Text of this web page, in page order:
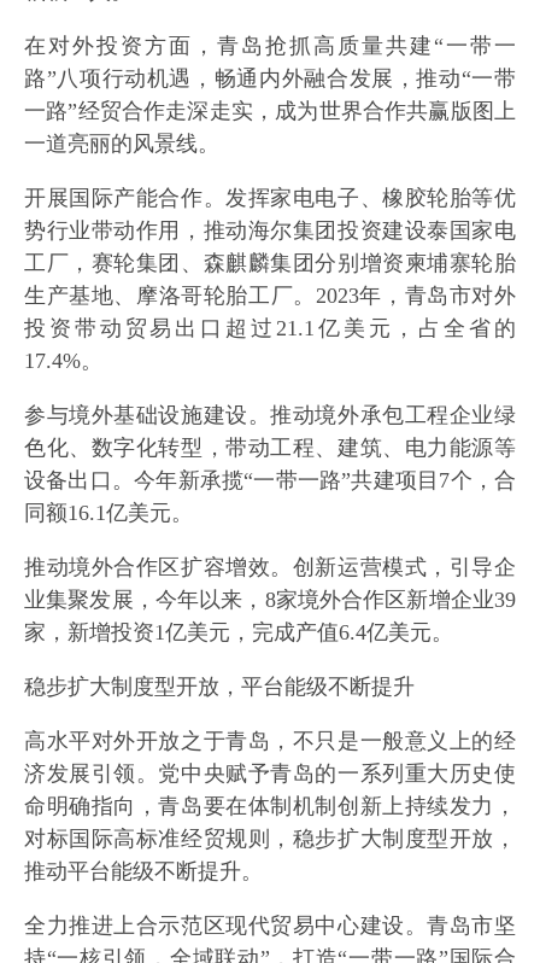
在对外投资方面，青岛抢抓高质量共建“一带一
路”八项行动机遇，畅通内外融合发展，推动“一带
一路”经贸合作走深走实，成为世界合作共赢版图上
一道亮丽的风景线。
开展国际产能合作。发挥家电电子、橡胶轮胎等优
势行业带动作用，推动海尔集团投资建设泰国家电
工厂，赛轮集团、森麒麟集团分别增资柬埔寨轮胎
生产基地、摩洛哥轮胎工厂。2023年，青岛市对外
投资带动贸易出口超过21.1亿美元，占全省的
17.4%。
参与境外基础设施建设。推动境外承包工程企业绿
色化、数字化转型，带动工程、建筑、电力能源等
设备出口。今年新承揽“一带一路”共建项目7个，合
同额16.1亿美元。
推动境外合作区扩容增效。创新运营模式，引导企
业集聚发展，今年以来，8家境外合作区新增企业39
家，新增投资1亿美元，完成产值6.4亿美元。
稳步扩大制度型开放，平台能级不断提升
高水平对外开放之于青岛，不只是一般意义上的经
济发展引领。党中央赋予青岛的一系列重大历史使
命明确指向，青岛要在体制机制创新上持续发力，
对标国际高标准经贸规则，稳步扩大制度型开放，
推动平台能级不断提升。
全力推进上合示范区现代贸易中心建设。青岛市坚
持“一核引领，全域联动”，打造“一带一路”国际合